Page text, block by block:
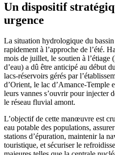
Un dispositif
urgence
La situation hydrologique du bassin
rapidement à l’approche de l’été.
mois de juillet, le soutien à l’étiage
d’eau) a dû être anticipé au début
lacs-réservoirs gérés par
d’Orient, le lac d’Amance-Temple
leurs vannes s’ouvrir pour injecter
le réseau fluvial amont.
L’objectif de cette manœuvre est
eau potable des populations,
stations d’épuration, maintenir la
touristique, et sécuriser le